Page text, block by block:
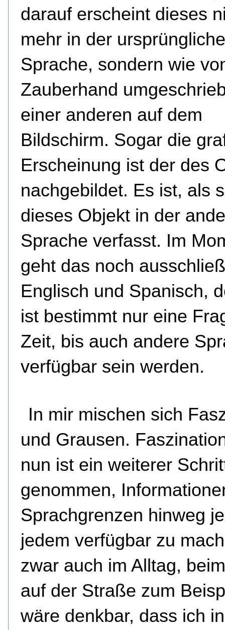
darauf erscheint dieses
mehr in der
Sprache, sondern wie
Zauberhand
einer anderen auf dem
Bildschirm. Sogar die
Erscheinung ist der des
nachgebildet. Es ist, als
dieses Objekt in der
Sprache verfasst. Im
geht das noch
Englisch und Spanisch,
ist bestimmt nur eine
Zeit, bis auch andere
verfügbar sein werden.
In mir mischen sich
und Grausen.
nun ist ein weiterer
genommen,
Sprachgrenzen hinweg
jedem verfügbar zu
zwar auch im Alltag,
auf der Straße zum
wäre denkbar, dass ich